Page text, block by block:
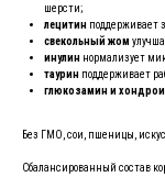
шерсти;
лецитин поддерживает
свекольный жом
инулин нормализует
таурин поддерживает
глюкозамин и
Без ГМО, сои, пшеницы,
Сбалансированный состав